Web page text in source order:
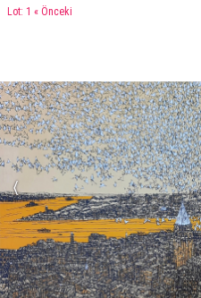
Lot: 1 « Önceki
‹